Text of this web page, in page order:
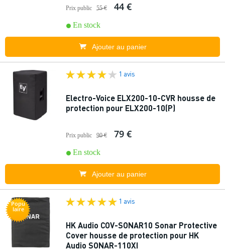
Prix public 55 € 44 €
En stock
Ajouter au panier
1 avis
Electro-Voice ELX200-10-CVR housse de
protection pour ELX200-10(P)
Prix public 90 € 79 €
En stock
Ajouter au panier
Popu
laire
1 avis
HK Audio COV-SONAR10 Sonar Protective
Cover housse de protection pour HK
Audio SONAR-110XI